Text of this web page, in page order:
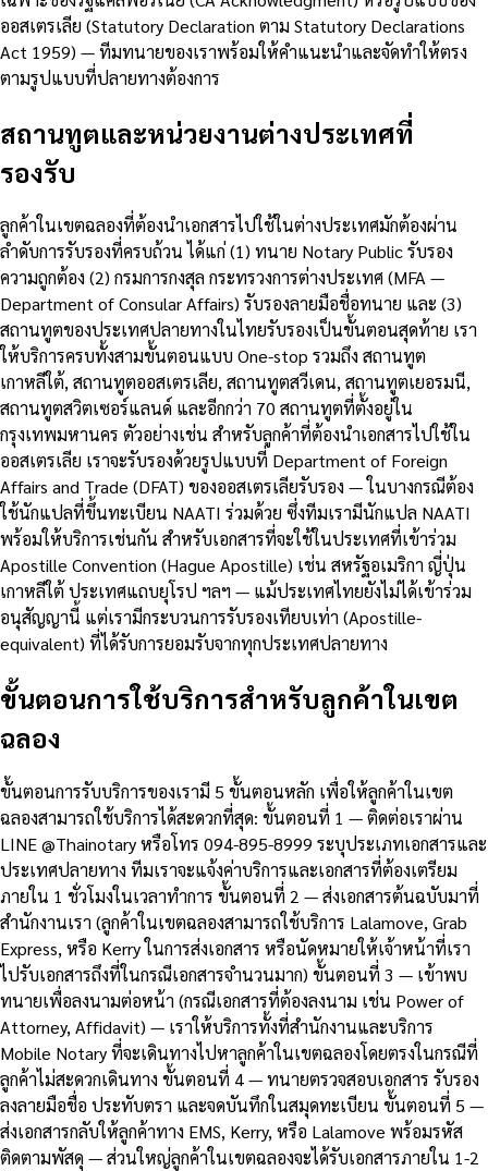
ออสเตรเลีย (Statutory Declaration ตาม Statutory Declarations
Act 1959) — ทีมทนายของเราพร้อมให้คำแนะนำและจัดทำให้ตรง
ตามรูปแบบที่ปลายทางต้องการ
สถานทูตและหน่วยงานต่างประเทศที่
รองรับ
ลูกค้าในเขตฉลองที่ต้องนำเอกสารไปใช้ในต่างประเทศมักต้องผ่าน
ลำดับการรับรองที่ครบถ้วน ได้แก่ (1) ทนาย Notary Public รับรอง
ความถูกต้อง (2) กรมการกงสุล กระทรวงการต่างประเทศ (MFA —
Department of Consular Affairs) รับรองลายมือชื่อทนาย และ (3)
สถานทูตของประเทศปลายทางในไทยรับรองเป็นขั้นตอนสุดท้าย เรา
ให้บริการครบทั้งสามขั้นตอนแบบ One-stop รวมถึง สถานทูต
เกาหลีใต้, สถานทูตออสเตรเลีย, สถานทูตสวีเดน, สถานทูตเยอรมนี,
สถานทูตสวิตเซอร์แลนด์ และอีกกว่า 70 สถานทูตที่ตั้งอยู่ใน
กรุงเทพมหานคร ตัวอย่างเช่น สำหรับลูกค้าที่ต้องนำเอกสารไปใช้ใน
ออสเตรเลีย เราจะรับรองด้วยรูปแบบที่ Department of Foreign
Affairs and Trade (DFAT) ของออสเตรเลียรับรอง — ในบางกรณีต้อง
ใช้นักแปลที่ขึ้นทะเบียน NAATI ร่วมด้วย ซึ่งทีมเรามีนักแปล NAATI
พร้อมให้บริการเช่นกัน สำหรับเอกสารที่จะใช้ในประเทศที่เข้าร่วม
Apostille Convention (Hague Apostille) เช่น สหรัฐอเมริกา ญี่ปุ่น
เกาหลีใต้ ประเทศแถบยุโรป ฯลฯ — แม้ประเทศไทยยังไม่ได้เข้าร่วม
อนุสัญญานี้ แต่เรามีกระบวนการรับรองเทียบเท่า (Apostille-
equivalent) ที่ได้รับการยอมรับจากทุกประเทศปลายทาง
ขั้นตอนการใช้บริการสำหรับลูกค้าในเขต
ฉลอง
ขั้นตอนการรับบริการของเรามี 5 ขั้นตอนหลัก เพื่อให้ลูกค้าในเขต
ฉลองสามารถใช้บริการได้สะดวกที่สุด: ขั้นตอนที่ 1 — ติดต่อเราผ่าน
LINE @Thainotary หรือโทร 094-895-8999 ระบุประเภทเอกสารและ
ประเทศปลายทาง ทีมเราจะแจ้งค่าบริการและเอกสารที่ต้องเตรียม
ภายใน 1 ชั่วโมงในเวลาทำการ ขั้นตอนที่ 2 — ส่งเอกสารต้นฉบับมาที่
สำนักงานเรา (ลูกค้าในเขตฉลองสามารถใช้บริการ Lalamove, Grab
Express, หรือ Kerry ในการส่งเอกสาร หรือนัดหมายให้เจ้าหน้าที่เรา
ไปรับเอกสารถึงที่ในกรณีเอกสารจำนวนมาก) ขั้นตอนที่ 3 — เข้าพบ
ทนายเพื่อลงนามต่อหน้า (กรณีเอกสารที่ต้องลงนาม เช่น Power of
Attorney, Affidavit) — เราให้บริการทั้งที่สำนักงานและบริการ
Mobile Notary ที่จะเดินทางไปหาลูกค้าในเขตฉลองโดยตรงในกรณีที่
ลูกค้าไม่สะดวกเดินทาง ขั้นตอนที่ 4 — ทนายตรวจสอบเอกสาร รับรอง
ลงลายมือชื่อ ประทับตรา และจดบันทึกในสมุดทะเบียน ขั้นตอนที่ 5 —
ส่งเอกสารกลับให้ลูกค้าทาง EMS, Kerry, หรือ Lalamove พร้อมรหัส
ติดตามพัสดุ — ส่วนใหญ่ลูกค้าในเขตฉลองจะได้รับเอกสารภายใน 1-2